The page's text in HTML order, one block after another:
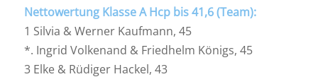
Nettowertung Klasse A Hcp bis 41,6 (Team):
1 Silvia & Werner Kaufmann, 45
*. Ingrid Volkenand & Friedhelm Königs, 45
3 Elke & Rüdiger Hackel, 43